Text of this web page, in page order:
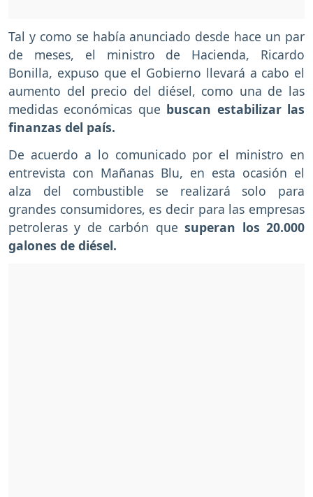
Tal y como se había anunciado desde hace un par
de meses, el ministro de Hacienda, Ricardo
Bonilla, expuso que el Gobierno llevará a cabo el
aumento del precio del diésel, como una de las
medidas económicas que buscan estabilizar las
finanzas del país.
De acuerdo a lo comunicado por el ministro en
entrevista con Mañanas Blu, en esta ocasión el
alza del combustible se realizará solo para
grandes consumidores, es decir para las empresas
petroleras y de carbón quesuperan los 20.000
galones de diésel.